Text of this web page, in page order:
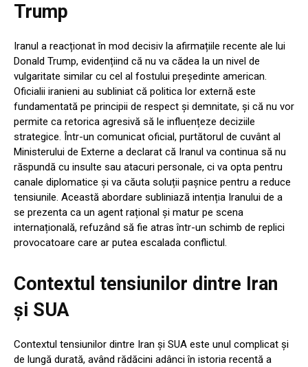
Trump
Iranul a reacționat în mod decisiv la afirmațiile recente ale lui
Donald Trump, evidențiind că nu va cădea la un nivel de
vulgaritate similar cu cel al fostului președinte american.
Oficialii iranieni au subliniat că politica lor externă este
fundamentată pe principii de respect și demnitate, și că nu vor
permite ca retorica agresivă să le influențeze deciziile
strategice. Într-un comunicat oficial, purtătorul de cuvânt al
Ministerului de Externe a declarat că Iranul va continua să nu
răspundă cu insulte sau atacuri personale, ci va opta pentru
canale diplomatice și va căuta soluții pașnice pentru a reduce
tensiunile. Această abordare subliniază intenția Iranului de a
se prezenta ca un agent rațional și matur pe scena
internațională, refuzând să fie atras într-un schimb de replici
provocatoare care ar putea escalada conflictul.
Contextul tensiunilor dintre Iran
și SUA
Contextul tensiunilor dintre Iran și SUA este unul complicat și
de lungă durată, având rădăcini adânci în istoria recentă a